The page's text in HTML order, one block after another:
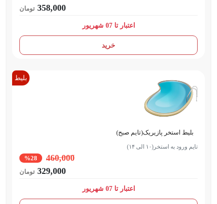
358,000 تومان
اعتبار تا 07 شهریور
خرید
بلیط استخر پازیریک(تایم صبح)
تایم ورود به استخر(۱۰ الی ۱۴)
بلیط
460,000
%28
329,000 تومان
اعتبار تا 07 شهریور